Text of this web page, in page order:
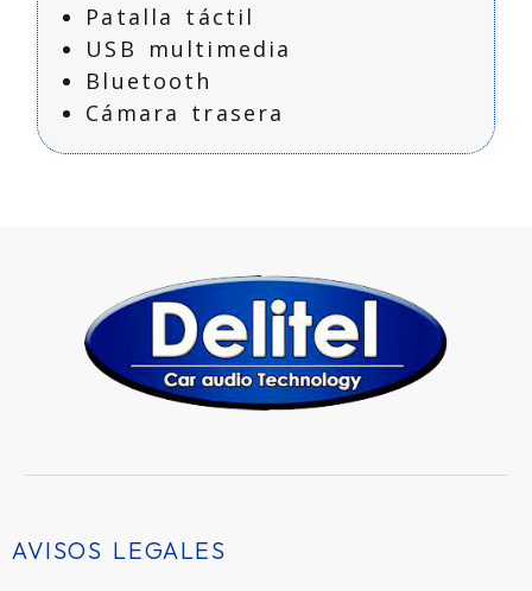
Patalla táctil
USB multimedia
Bluetooth
Cámara trasera
AVISOS LEGALES